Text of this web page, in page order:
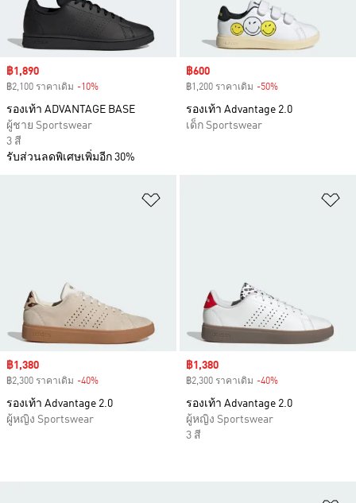
Sale price
฿1,890
฿2,100 ราคาเดิม -10%
รองเท้า ADVANTAGE BASE
ผู้ชาย Sportswear
3 สี
รับส่วนลดพิเศษเพิ่มอีก 30%
Sale price
฿600
฿1,200 ราคาเดิม -50%
รองเท้า Advantage 2.0
เด็ก Sportswear
Sale price
฿1,380
฿2,300 ราคาเดิม -40%
รองเท้า Advantage 2.0
ผู้หญิง Sportswear
Sale price
฿1,380
฿2,300 ราคาเดิม -40%
รองเท้า Advantage 2.0
ผู้หญิง Sportswear
3 สี